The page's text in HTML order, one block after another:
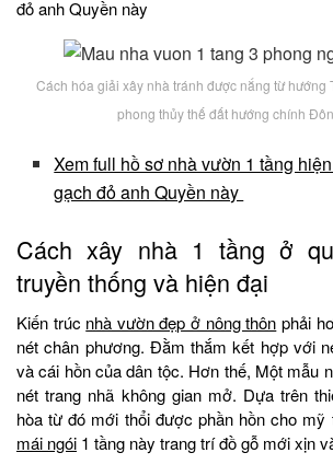
đỏ anh Quyền này
Cách hóa giải xây nhà tránh được nắng từ hướng
phong thủy thế đất hướng chính
Xem full hồ sơ nhà vườn 1 tầng
gạch đỏ anh Quyền này
Cách xây nhà 1 tầng ở
truyền thống và hiện đại
Kiến trúc nhà vườn đẹp ở nông thôn phải
nét chân phương. Đằm thắm kết hợp với
và cái hồn của dân tộc. Hơn thế, Một mẫu
nét trang nhã không gian mở. Dựa trên
hòa từ đó mới thổi được phần hồn cho mỹ
mái ngói 1 tầng này trang trí đồ gỗ mới xịn